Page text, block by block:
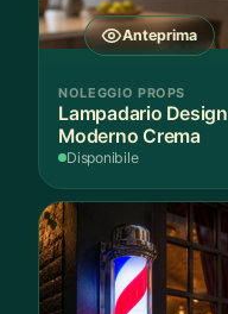
Anteprima
NOLEGGIO PROPS
Lampadario Design
Moderno Crema
Disponibile